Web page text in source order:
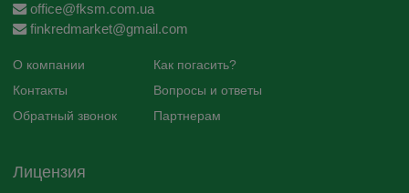
office@fksm.com.ua
finkredmarket@gmail.com
О компании
Контакты
Обратный звонок
Как погасить?
Вопросы и ответы
Партнерам
Лицензия